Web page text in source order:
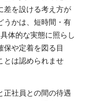
差を設ける考え方が
うかは、短時間・有
体的な実態に照らし
保や定着を図る目
とは認められませ
正社員との間の待遇